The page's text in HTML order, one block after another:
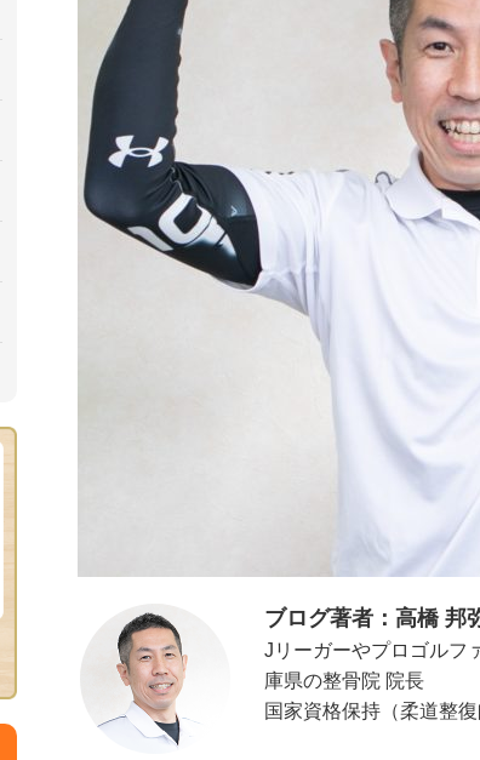
ブログ著者：高橋 邦
Jリーガーやプロゴルフ
庫県の整骨院 院長
国家資格保持（柔道整復